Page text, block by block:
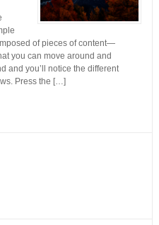
of pieces of content—
you can move around and
and you’ll notice the different
Press the […]